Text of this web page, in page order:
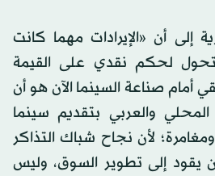
إلى أن «الإيرادات مهما كانت
لحكم نقدي على القيمة
أمام صناعة السينما الآن هو أن
والعربي بتقديم سينما
لأن نجاح شباك التذاكر